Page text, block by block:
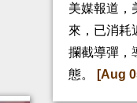
美媒報道，
來，已消耗
攔截導彈，
態。
[Aug